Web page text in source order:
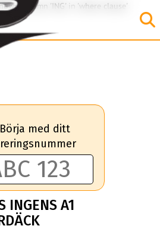
column 'ING' in 'where clause'
Börja med ditt
INGENS A1